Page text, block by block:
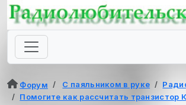
Форум С паяльником в руке
Помогите как рассчитать транзистор